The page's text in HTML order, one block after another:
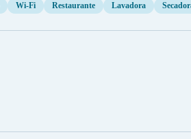
Wi-Fi Restaurante Lavadora